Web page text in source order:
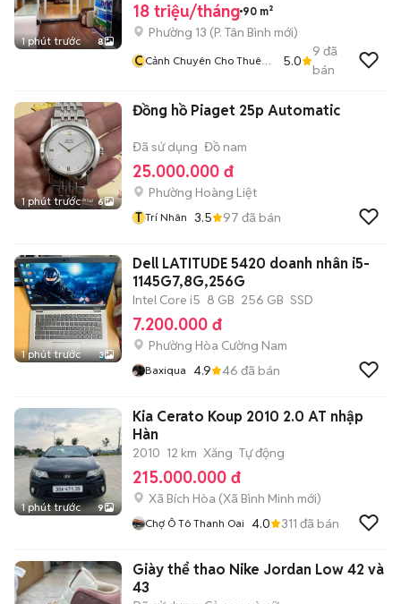
1 phút trước 8
18 triệu/tháng 90 m²
Phường 13 (P. Tân Bình mới)
CCảnh Chuyên Cho Thuê
5.0
9 đã
bán
1 phút trước 6
Đồng hồ Piaget 25p Automatic
Đã sử dụng Đồ nam
25.000.000 đ
Phường Hoàng Liệt
T Trí Nhân 3.5 97 đã bán
1 phút trước 3
Dell LATITUDE 5420 doanh nhân i5-
1145G7,8G,256G
Intel Core i5 8 GB 256 GB SSD
7.200.000 đ
Phường Hòa Cường Nam
Baxiqua 4.9 46 đã bán
1 phút trước 9
Kia Cerato Koup 2010 2.0 AT nhập
Hàn
2010 12 km Xăng Tự động
215.000.000 đ
Xã Bích Hòa (Xã Bình Minh mới)
Chợ Ô Tô Thanh Oai 4.0 311 đã bán
Giày thể thao Nike Jordan Low 42 và
43